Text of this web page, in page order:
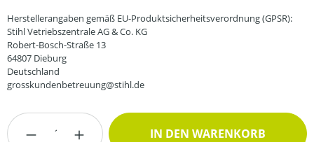
Herstellerangaben gemäß EU-Produktsicherheitsverordnung (GPSR):
Stihl Vetriebszentrale AG & Co. KG
Robert-Bosch-Straße 13
64807 Dieburg
Deutschland
grosskundenbetreuung@stihl.de
Produkt Anzahl: Gib den gewünschten
IN DEN WARENKORB